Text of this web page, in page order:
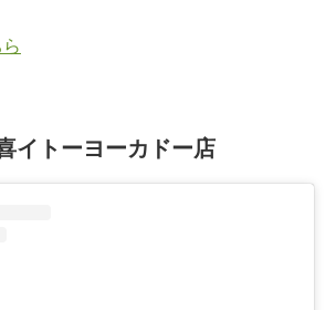
イトーヨーカドー店